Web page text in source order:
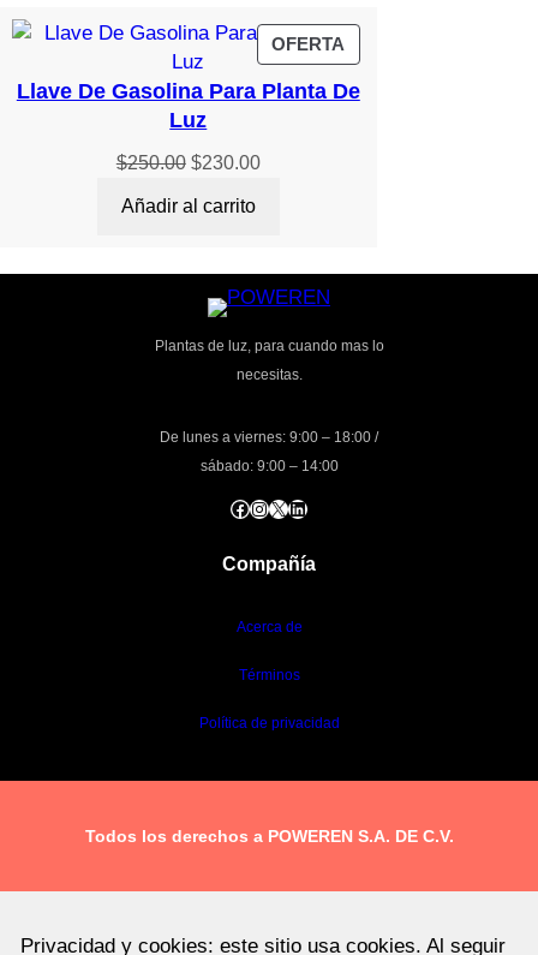
OFERTA
OFERTA
Llave De Gasolina Para Planta De
Luz
$250.00 El
original
$250.00.
$230.00El
$230.00.
Añadir al carrito
Plantas de luz, para cuando mas lo
necesitas.
De lunes a viernes: 9:00 – 18:00 /
sábado: 9:00 – 14:00
Facebook InstagramX LinkedIn
Compañía
Acerca de
Términos
Política de privacidad
Todos los derechos a POWEREN S.A. DE C.V.
Privacidad y cookies: este sitio usa cookies. Al seguir